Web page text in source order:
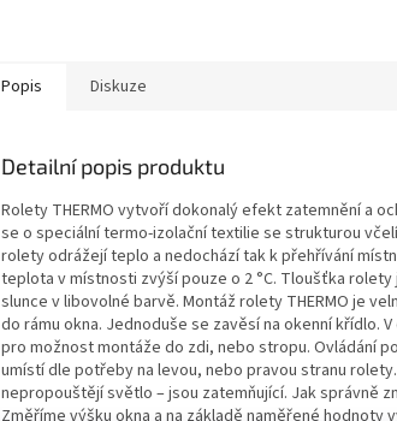
Popis Diskuze
Detailní popis produktu
Rolety THERMO vytvoří dokonalý efekt zatemnění a
se o speciální termo-izolační textilie se strukturou
rolety odrážejí teplo a nedochází tak k přehřívání
teplota v místnosti zvýší pouze o 2 °C. Tloušťka rolety
slunce v libovolné barvě. Montáž rolety THERMO je
do rámu okna. Jednoduše se zavěsí na okenní křídlo.
pro možnost montáže do zdi, nebo stropu. Ovládání
umístí dle potřeby na levou, nebo pravou stranu rolety.
nepropouštějí světlo – jsou zatemňující. Jak správně